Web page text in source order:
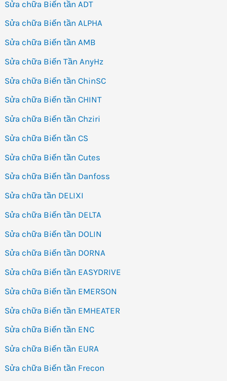
Sửa chữa Biến tần ADT
Sửa chữa Biến tần ALPHA
Sửa chữa Biến tần AMB
Sửa chữa Biến Tần AnyHz
Sửa chữa Biến tần ChinSC
Sửa chữa Biến tần CHINT
Sửa chữa Biến tần Chziri
Sửa chữa Biến tần CS
Sửa chữa Biến tần Cutes
Sửa chữa Biến tần Danfoss
Sửa chữa tần DELIXI
Sửa chữa Biến tần DELTA
Sửa chữa Biến tần DOLIN
Sửa chữa Biến tần DORNA
Sửa chữa Biến tần EASYDRIVE
Sửa chữa Biến tần EMERSON
Sửa chữa Biến tần EMHEATER
Sửa chữa Biến tần ENC
Sửa chữa Biến tần EURA
Sửa chữa Biến tần Frecon